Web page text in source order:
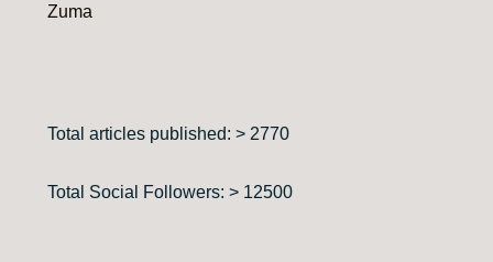
Zuma
Total articles published: > 2770
Total Social Followers: > 12500